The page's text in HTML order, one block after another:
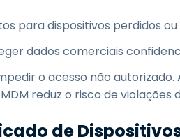
para dispositivos perdidos
dados comerciais
o acesso não autorizado.
reduz o risco de violações
de